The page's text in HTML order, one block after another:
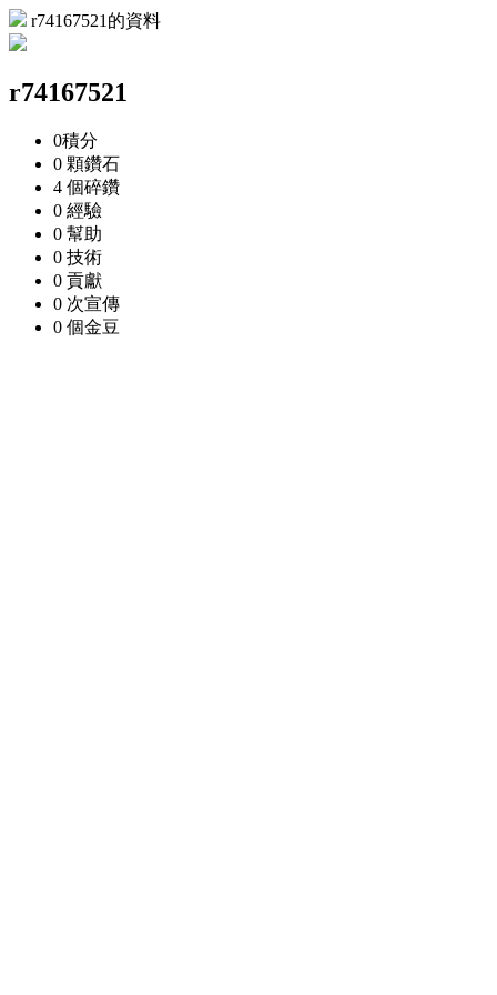
r74167521的資料
r74167521
0積分
0 顆鑽石
4 個碎鑽
0 經驗
0 幫助
0 技術
0 貢獻
0 次宣傳
0 個金豆